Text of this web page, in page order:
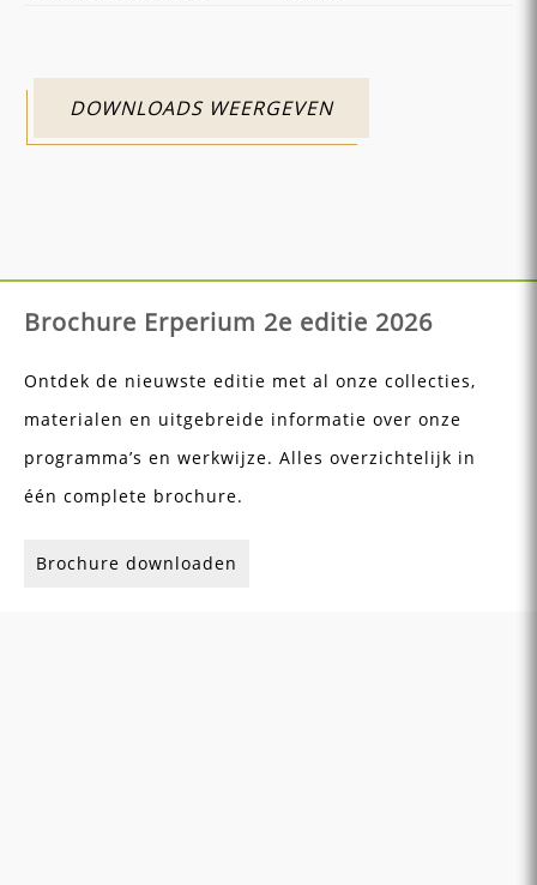
DOWNLOADS WEERGEVEN
Brochure Erperium 2e editie 2026
Ontdek de nieuwste editie met al onze collecties,
materialen en uitgebreide informatie over onze
programma’s en werkwijze. Alles overzichtelijk in
één complete brochure.
Brochure downloaden